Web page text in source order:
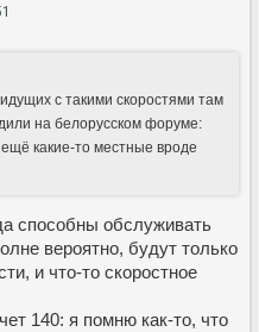
с такими скоростями там
на белорусском форуме:
какие-то местные вроде
способны обслуживать
вероятно, будут только
и что-то скоростное
140: я помню как-то, что